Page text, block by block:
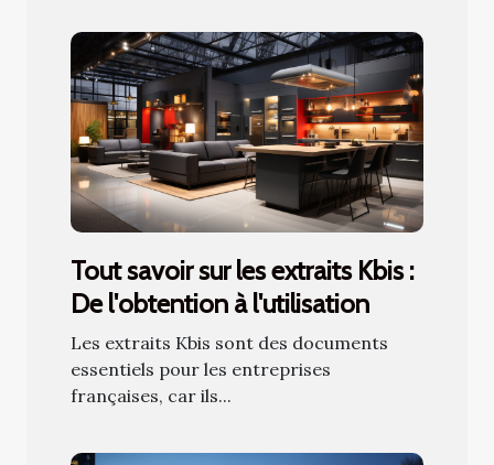
Tout savoir sur les extraits Kbis :
De l'obtention à l'utilisation
Les extraits Kbis sont des documents
essentiels pour les entreprises
françaises, car ils...